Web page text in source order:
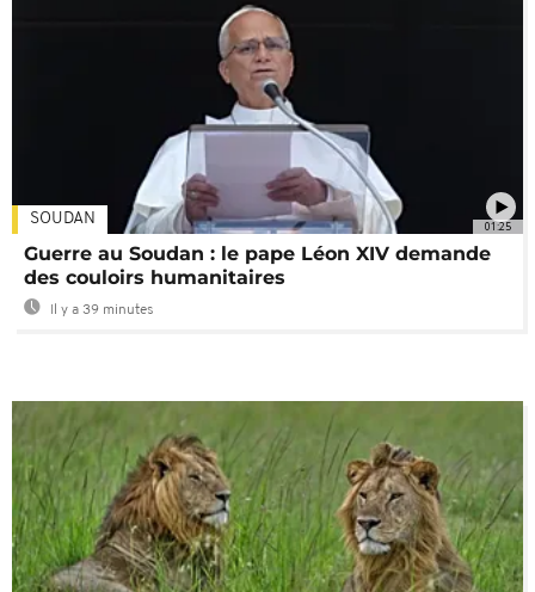
01:25
SOUDAN
Guerre au Soudan : le pape Léon XIV demande
des couloirs humanitaires
Il y a 39 minutes